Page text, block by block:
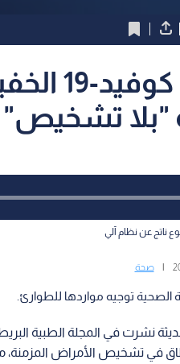
"ضريبة
"بلا تشخيص"
ناتج عن نظام آلي
صحة
الصحية توجيه مواردها للطوارئ.
في تشخيص الأمراض المزمنة،